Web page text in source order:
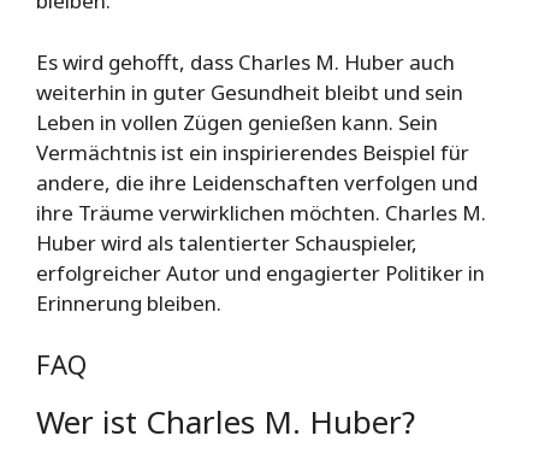
Es wird gehofft, dass Charles M. Huber auch
weiterhin in guter Gesundheit bleibt und sein
Leben in vollen Zügen genießen kann. Sein
Vermächtnis ist ein inspirierendes Beispiel für
andere, die ihre Leidenschaften verfolgen und
ihre Träume verwirklichen möchten. Charles M.
Huber wird als talentierter Schauspieler,
erfolgreicher Autor und engagierter Politiker in
Erinnerung bleiben.
FAQ
Wer ist Charles M. Huber?